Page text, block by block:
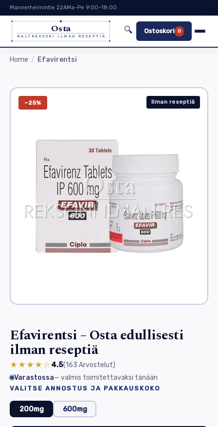
Mannerheimintie 22AMa–Pe 9:00–18:00
Osta
NALTREKSONI ILMAN RESEPTIÄ
🔍 Ostoskori 0
Home Efavirentsi
−25% Ilman reseptiä
Efavirentsi – Osta edullisesti
ilman reseptiä
★★★★☆4.5(163 Arvostelut)
Varastossa— valmis toimitettavaksi tänään
VALITSE ANNOSTUS JA PAKKAUSKOKO
200mg 600mg